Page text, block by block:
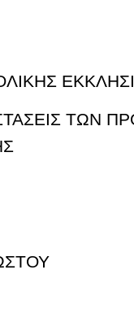
ΤΩΝ